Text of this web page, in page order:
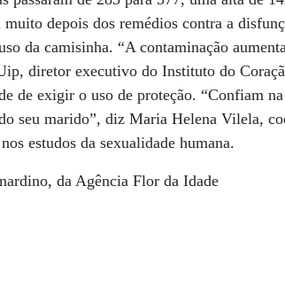
muito depois dos remédios contra a
da camisinha. “A contaminação
diretor executivo do Instituto do
de exigir o uso de proteção. “Confiam
seu marido”, diz Maria Helena Vilela,
estudos da sexualidade humana.
da Agência Flor da Idade